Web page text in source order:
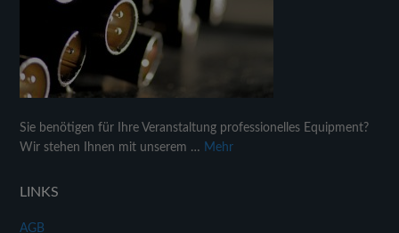
Sie benötigen für Ihre Veranstaltung professionelles Equipment?
Wir stehen Ihnen mit unserem … Mehr
LINKS
AGB